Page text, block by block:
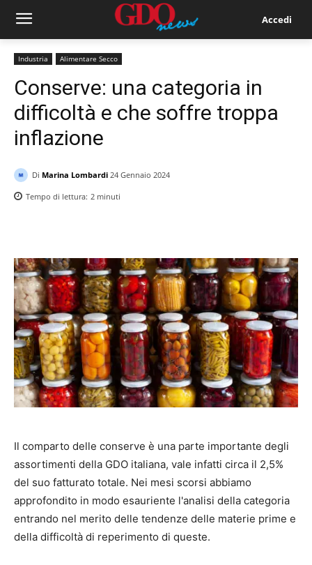
Accedi
Industria Alimentare Secco
Conserve: una categoria in
difficoltà e che soffre troppa
inflazione
Di Marina Lombardi 24 Gennaio 2024
Tempo di lettura: 2 minuti
Il comparto delle conserve è una parte importante degli
assortimenti della GDO italiana, vale infatti circa il 2,5%
del suo fatturato totale. Nei mesi scorsi abbiamo
approfondito in modo esauriente l'analisi della categoria
entrando nel merito delle tendenze delle materie prime e
della difficoltà di reperimento di queste.